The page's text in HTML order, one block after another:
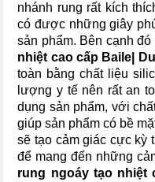
nhánh rung rất kích
có được những giây
sản phẩm. Bên cạnh đó
nhiệt cao cấp Baile|
toàn bằng chất liệu
lượng y tế nên rất an
dụng sản phẩm, với
giúp sản phẩm có bề
sẽ tạo cảm giác cực kỳ
để mang đến những
rung ngoáy tạo nhiệt